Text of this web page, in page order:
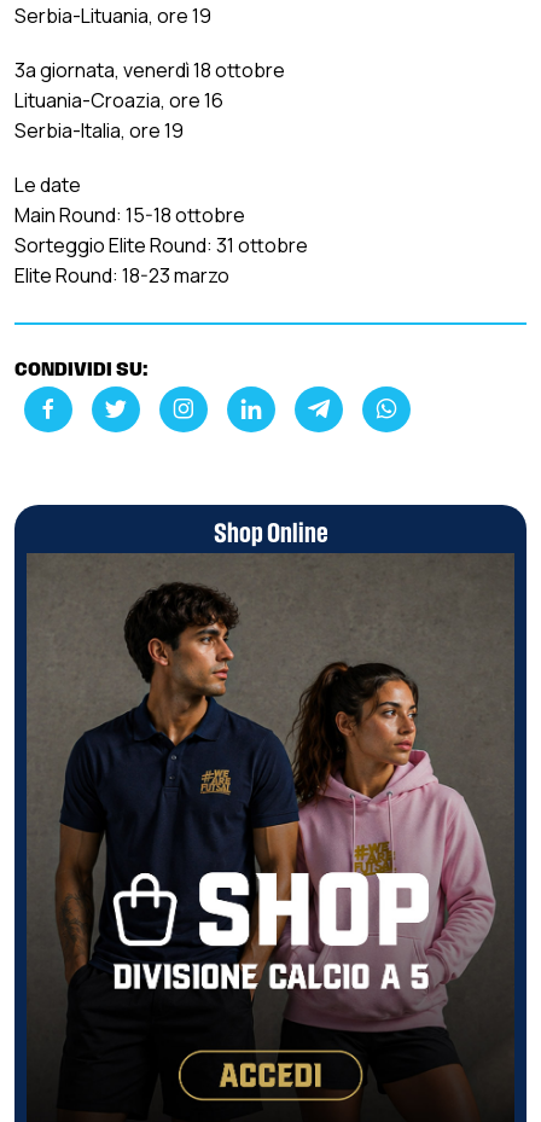
Serbia-Lituania, ore 19
3a giornata, venerdì 18 ottobre
Lituania-Croazia, ore 16
Serbia-Italia, ore 19
Le date
Main Round: 15-18 ottobre
Sorteggio Elite Round: 31 ottobre
Elite Round: 18-23 marzo
CONDIVIDI SU:
Shop Online